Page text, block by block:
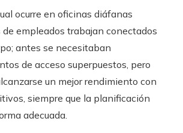
ocurre en oficinas diáfanas
empleados trabajan conectados
antes se necesitaban
de acceso superpuestos, pero
un mejor rendimiento con
siempre que la planificación
adecuada.